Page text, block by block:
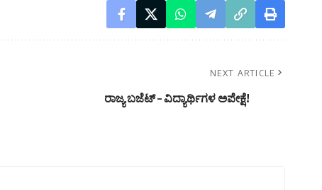
NEXT ARTICLE
ರಾಜ್ಯ ಬಜೆಟ್ – ವಿದ್ಯಾರ್ಥಿಗಳ ಅಪೇಕ್ಷೆ!